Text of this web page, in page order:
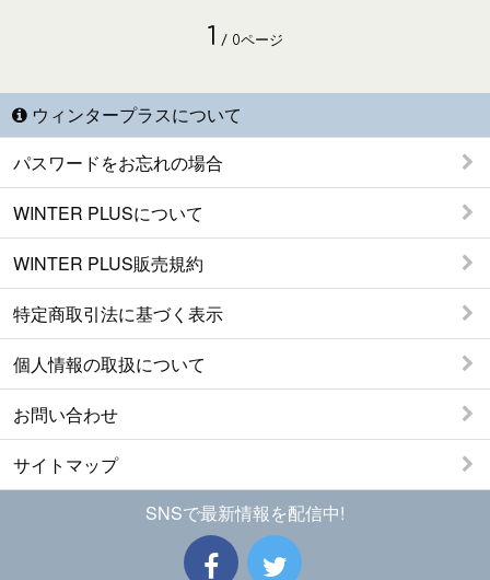
1 / 0ページ
ウィンタープラスについて
パスワードをお忘れの場合
WINTER PLUSについて
WINTER PLUS販売規約
特定商取引法に基づく表示
個人情報の取扱について
お問い合わせ
サイトマップ
SNSで最新情報を配信中!